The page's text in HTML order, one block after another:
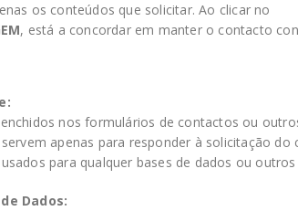
os conteúdos que solicitar. Ao clicar no
, está a concordar em manter o contacto
nos formulários de contactos ou
apenas para responder à solicitação do
para qualquer bases de dados ou outros
Dados: